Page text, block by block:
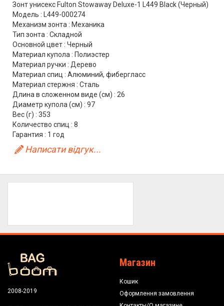
Зонт унисекс Fulton Stowaway Deluxe-1 L449 Black (Черный)
Модель : L449-000274
Механизм зонта : Механика
Тип зонта : Складной
Основной цвет : Черный
Материал купола : Полиэстер
Материал ручки : Дерево
Материал спиц : Алюминий, фибергласс
Материал стержня : Сталь
Длина в сложенном виде (см) : 26
Диаметр купола (см) : 97
Вес (г) : 353
Количество спиц : 8
Гарантия : 1 год
Написати відгук...
2008-2019
Магазин
Кошик
Оформлення замовлення